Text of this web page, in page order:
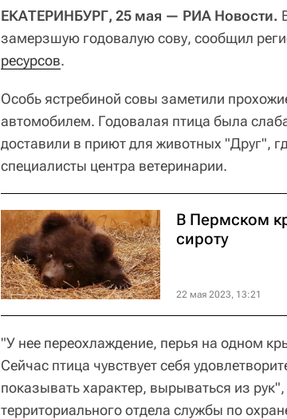
ЕКАТЕРИНБУРГ, 25 мая — РИА Новости.
замерзшую годовалую сову, сообщил
ресурсов.
Особь ястребиной совы заметили
автомобилем. Годовалая птица была
доставили в приют для животных "Друг",
специалисты центра ветеринарии.
В Пермском
сироту
22 мая 2023, 13:21
"У нее переохлаждение, перья на одном
Сейчас птица чувствует себя
показывать характер, вырываться из
территориального отдела службы по